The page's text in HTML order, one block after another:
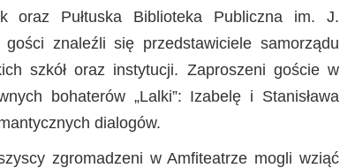
oraz Pułtuska Biblioteka Publiczna im. J.
znaleźli się przedstawiciele samorządu
szkół oraz instytucji. Zaproszeni goście w
bohaterów „Lalki”: Izabelę i Stanisława
dialogów.
zgromadzeni w Amfiteatrze mogli wziąć